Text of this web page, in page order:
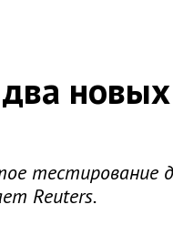
тестирование
Reuters.